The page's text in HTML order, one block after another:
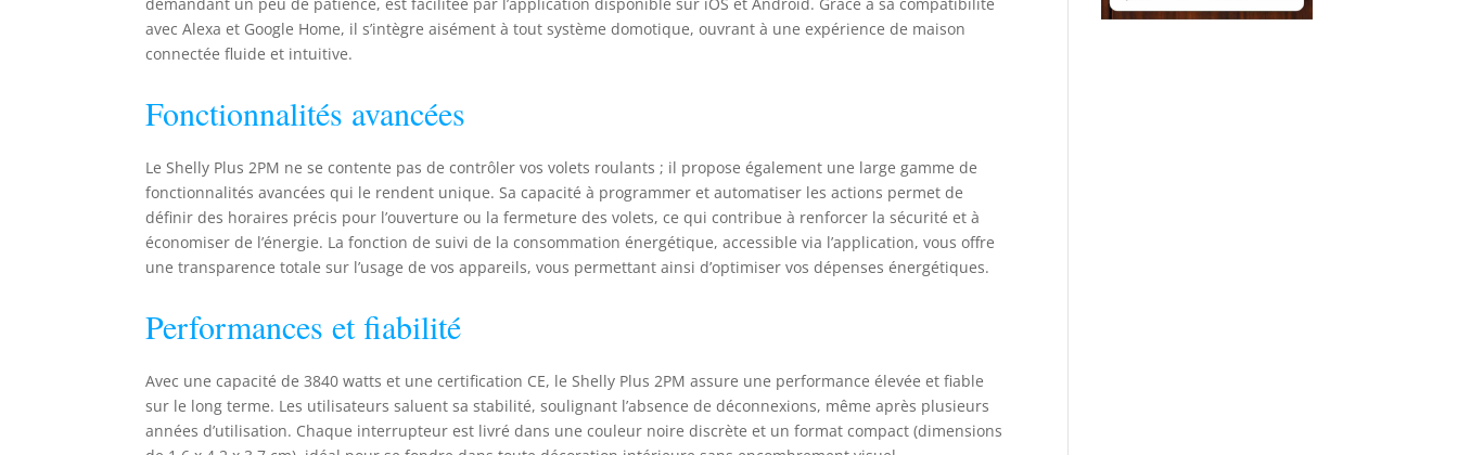
avec Alexa et Google Home, il s’intègre aisément à tout système domotique, ouvrant à une expérience de maison
connectée fluide et intuitive.
Fonctionnalités avancées
Le Shelly Plus 2PM ne se contente pas de contrôler vos volets roulants ; il propose également une large gamme de
fonctionnalités avancées qui le rendent unique. Sa capacité à programmer et automatiser les actions permet de
définir des horaires précis pour l’ouverture ou la fermeture des volets, ce qui contribue à renforcer la sécurité et à
économiser de l’énergie. La fonction de suivi de la consommation énergétique, accessible via l’application, vous offre
une transparence totale sur l’usage de vos appareils, vous permettant ainsi d’optimiser vos dépenses énergétiques.
Performances et fiabilité
Avec une capacité de 3840 watts et une certification CE, le Shelly Plus 2PM assure une performance élevée et fiable
sur le long terme. Les utilisateurs saluent sa stabilité, soulignant l’absence de déconnexions, même après plusieurs
années d’utilisation. Chaque interrupteur est livré dans une couleur noire discrète et un format compact (dimensions